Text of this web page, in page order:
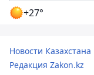
+27°
Новости
Редакция Zakon.kz